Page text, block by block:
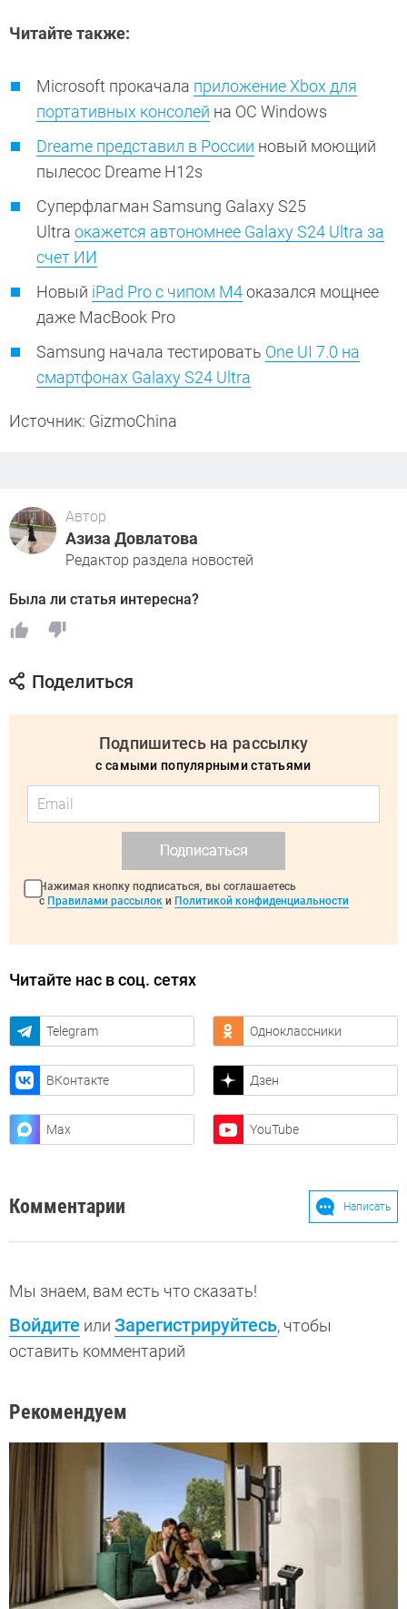
Читайте также:
Microsoft прокачала приложение Xbox для
портативных консолей на ОС Windows
Dreame представил в России новый моющий
пылесос Dreame H12s
Суперфлагман Samsung Galaxy S25
Ultra окажется автономнее Galaxy S24 Ultra за
счет ИИ
Новый iPad Pro с чипом M4оказался мощнее
даже MacBook Pro
Samsung начала тестировать One UI 7.0 на
смартфонах Galaxy S24 Ultra
Источник: GizmoChina
Автор
Азиза Довлатова
Редактор раздела новостей
Была ли статья интересна?
Поделиться
Подпишитесь на рассылку
с самыми популярными статьями
Подписаться
Нажимая кнопку подписаться, вы соглашаетесь
с Правилами рассылок и Политикой конфиденциальности
Читайте нас в соц. сетях
Telegram Одноклассники
ВКонтакте Дзен
Max YouTube
Комментарии Написать
Мы знаем, вам есть что сказать!
Войдите или Зарегистрируйтесь, чтобы
оставить комментарий
Рекомендуем